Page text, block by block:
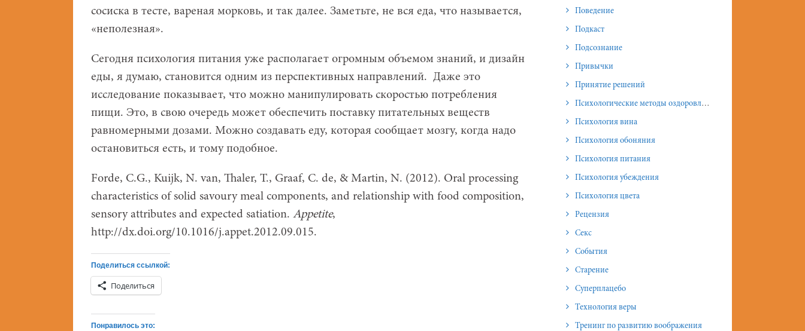
сосиска в тесте, вареная морковь, и так далее. Заметьте, не вся еда, что называется,
«неполезная».
Сегодня психология питания уже располагает огромным объемом знаний, и дизайн
еды, я думаю, становится одним из перспективных направлений. Даже это
исследование показывает, что можно манипулировать скоростью потребления
пищи. Это, в свою очередь может обеспечить поставку питательных веществ
равномерными дозами. Можно создавать еду, которая сообщает мозгу, когда надо
остановиться есть, и тому подобное.
Forde, C.G., Kuijk, N. van, Thaler, T., Graaf, C. de, & Martin, N. (2012). Oral processing
characteristics of solid savoury meal components, and relationship with food composition,
sensory attributes and expected satiation. Appetite,
http://dx.doi.org/10.1016/j.appet.2012.09.015.
Поделиться ссылкой:
Поделиться
Понравилось это:
Поведение
Подкаст
Подсознание
Привычки
Принятие решений
Психологические методы оздоровления и омоложения
Психология вина
Психология обоняния
Психология питания
Психология убеждения
Психология цвета
Рецензия
Секс
События
Старение
Суперплацебо
Технология веры
Тренинг по развитию воображения